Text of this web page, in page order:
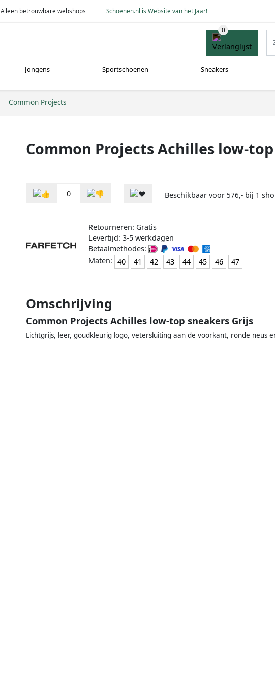
Alleen betrouwbare webshops Schoenen.nl is Website van het Jaar!
Jongens Sportschoenen Sneakers
Common Projects
Common Projects Achilles low-
0 Beschikbaar voor 576,- bij 1
Retourneren: Gratis
Levertijd: 3-5 werkdagen
Betaalmethodes:
Maten: 40 41 42 43 44 45 46 47
Omschrijving
Common Projects Achilles low-top sneakers Grijs
Lichtgrijs, leer, goudkleurig logo, vetersluiting aan de voorkant, ronde neus